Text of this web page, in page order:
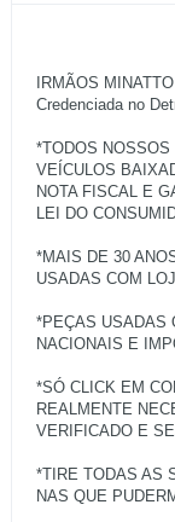
IRMÃOS
Credenciada no
*TODOS
VEÍCULOS
NOTA FISCAL E
LEI DO
*MAIS DE 30
USADAS COM
*PEÇAS USADAS
NACIONAIS E
*SÓ CLICK EM
REALMENTE
VERIFICADO E
*TIRE TODAS AS
NAS QUE